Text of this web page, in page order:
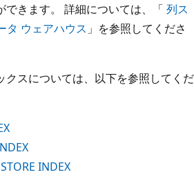
できます。 詳細については、「 列ス
タ ウェアハウス 」を参照してくださ
クスについては、以下を参照してくだ
INDEX